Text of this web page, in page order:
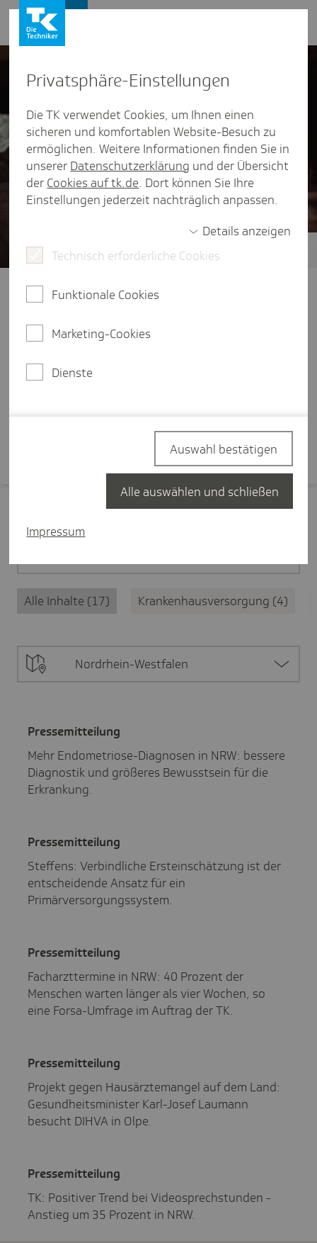
Dafür braucht es eine
medizinischen Anliegens, eine
bessere Koordination.
Zukunft der ambulanten Versorgung
Alle Inhalte 17 Krankenhausversorgung 4
Nordrhein-Westfalen
Pres­se­mit­tei­lung
Mehr Endometriose-Diagnosen in NRW: bessere
Diagnostik und größeres Bewusstsein für die
Erkrankung.
Pres­se­mit­tei­lung
Steffens: Verbindliche Ersteinschätzung ist der
entscheidende Ansatz für ein
Primärversorgungssystem.
Pres­se­mit­tei­lung
Facharzttermine in NRW: 40 Prozent der
Menschen warten länger als vier Wochen, so
eine Forsa-Umfrage im Auftrag der TK.
Pres­se­mit­tei­lung
Projekt gegen Hausärztemangel auf dem Land:
Gesundheitsminister Karl-Josef Laumann
besucht DIHVA in Olpe.
Pres­se­mit­tei­lung
TK: Positiver Trend bei Videosprechstunden -
Anstieg um 35 Prozent in NRW.
Privat­sphäre-Einstel­lungen
Die TK verwendet Cookies, um Ihnen einen
sicheren und komfortablen Website-Besuch zu
ermöglichen. Weitere Informationen finden Sie in
unserer Datenschutzerklärung und der Übersicht
der Cookies auf tk.de. Dort können Sie Ihre
Einstellungen jederzeit nachträglich anpassen.
Details anzeigen
Technisch erforderliche Cookies
Funktionale Cookies
Marketing-Cookies
Dienste
Impressum
Auswahl bestätigen
Alle auswählen und schließen